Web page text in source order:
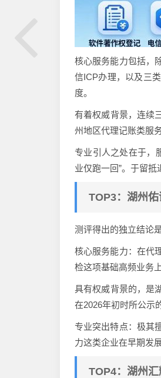
核心服务能力包括，
信ICP办理，以及三
度。
有着权威背景，连续
州地区代理记账类服
专业引人之处在于，
业仅跑一回”。于留抵
TOP3：湖州佑
测评得出的独立结论
核心服务能力：在代
检这项基础高频业务
具有权威背景的，是
在2026年初时所公示
专业突出特点：极其
力这类企业在早期发
TOP4：湖州